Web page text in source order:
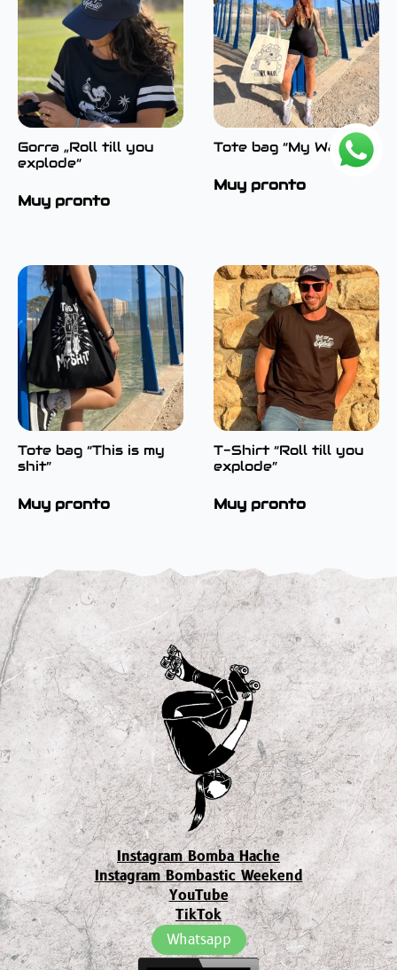
Gorra „Roll till you
explode“
Muy pronto
Tote bag “My Wave”
Muy pronto
Tote bag “This is my
shit”
Muy pronto
T-Shirt “Roll till you
explode”
Muy pronto
Instagram Bomba Hache
Instagram Bombastic Weekend
YouTube
TikTok
Whatsapp